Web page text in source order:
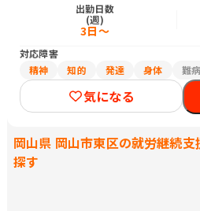
出勤日数
(週)
3日～
対応障害
精神
知的 発達 身体 難病
気になる
岡山県 岡山市東区の就労継続
探す